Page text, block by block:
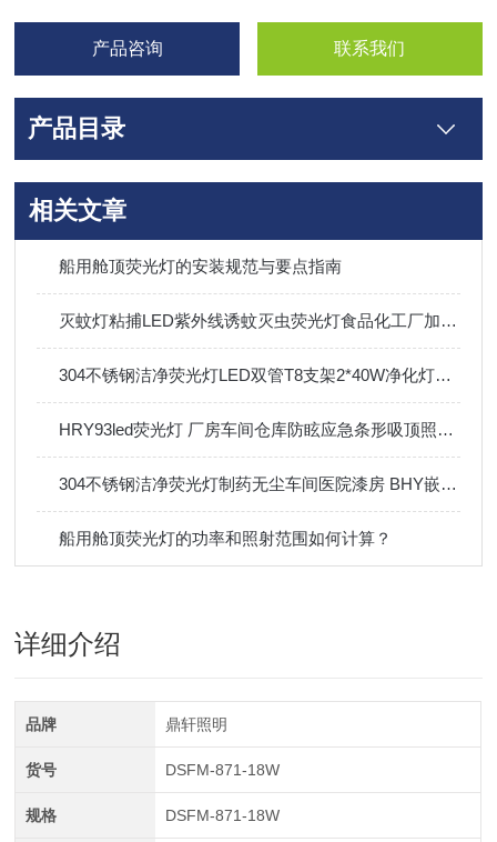
产品咨询 联系我们
产品目录
相关文章
船用舱顶荧光灯的安装规范与要点指南​
灭蚊灯粘捕LED紫外线诱蚊灭虫荧光灯食品化工厂加油站灭蝇灯
304不锈钢洁净荧光灯LED双管T8支架2*40W净化灯2*28W
HRY93led荧光灯 厂房车间仓库防眩应急条形吸顶照明灯40W60W
304不锈钢洁净荧光灯制药无尘车间医院漆房 BHY嵌入式净化灯
船用舱顶荧光灯的功率和照射范围如何计算？
详细介绍
品牌 鼎轩照明
货号 DSFM-871-18W
规格 DSFM-871-18W